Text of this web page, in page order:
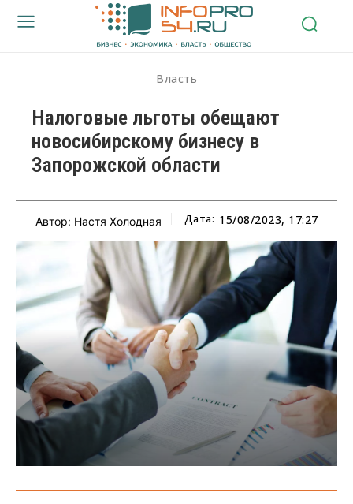
Власть
Налоговые льготы обещают
новосибирскому бизнесу в
Запорожской области
Автор: Настя Холодная Дата: 15/08/2023, 17:27